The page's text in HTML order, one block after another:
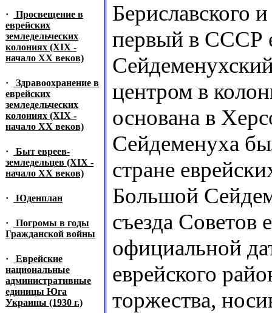
·
Просвещение в
еврейских
земледельческих
колониях (XIX -
начало XX веков)
·
Здравоохранение в
еврейских
земледельческих
колониях (XIX -
начало XX веков)
·
Быт евреев-
земледельцев (XIX -
начало XX веков)
· Юденплан
·
Погромы в годы
Гражданской войны
·
Еврейские
национальные
административные
единицы Юга
Украины (1930 г.)
Бериславского
первый в СССР
центром в
основана в
Сейдеменуха
стране
Большой
съезда Советов
официальной
еврейского
торжества,